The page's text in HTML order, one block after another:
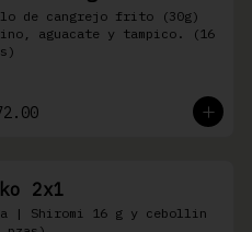
de cangrejo frito (30g)
aguacate y tampico. (16
2x1
| Shiromi 16 g y cebollin